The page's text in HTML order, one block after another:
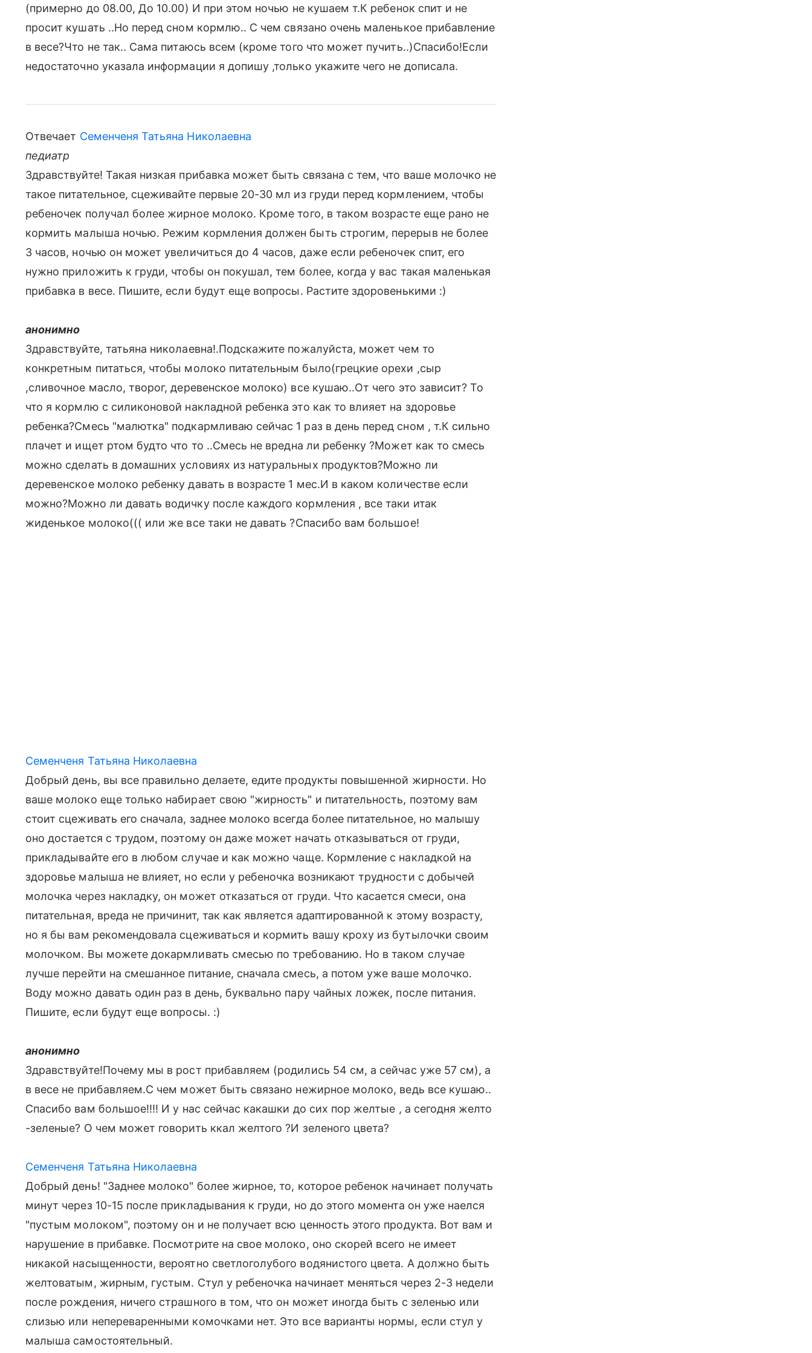
(примерно до 08.00, До 10.00) И при этом ночью не кушаем т.К ребенок спит и не
просит кушать ..Но перед сном кормлю.. С чем связано очень маленькое прибавление
в весе?Что не так.. Сама питаюсь всем (кроме того что может пучить..)Спасибо!Если
недостаточно указала информации я допишу ,только укажите чего не дописала.
Отвечает Семенченя Татьяна Николаевна
педиатр
Здравствуйте! Такая низкая прибавка может быть связана с тем, что ваше молочко не
такое питательное, сцеживайте первые 20-30 мл из груди перед кормлением, чтобы
ребеночек получал более жирное молоко. Кроме того, в таком возрасте еще рано не
кормить малыша ночью. Режим кормления должен быть строгим, перерыв не более
3 часов, ночью он может увеличиться до 4 часов, даже если ребеночек спит, его
нужно приложить к груди, чтобы он покушал, тем более, когда у вас такая маленькая
прибавка в весе. Пишите, если будут еще вопросы. Растите здоровенькими :)
анонимно
Здравствуйте, татьяна николаевна!.Подскажите пожалуйста, может чем то
конкретным питаться, чтобы молоко питательным было(грецкие орехи ,сыр
,сливочное масло, творог, деревенское молоко) все кушаю..От чего это зависит? То
что я кормлю с силиконовой накладной ребенка это как то влияет на здоровье
ребенка?Смесь "малютка" подкармливаю сейчас 1 раз в день перед сном , т.К сильно
плачет и ищет ртом будто что то ..Смесь не вредна ли ребенку ?Может как то смесь
можно сделать в домашних условиях из натуральных продуктов?Можно ли
деревенское молоко ребенку давать в возрасте 1 мес.И в каком количестве если
можно?Можно ли давать водичку после каждого кормления , все таки итак
жиденькое молоко((( или же все таки не давать ?Спасибо вам большое!
Семенченя Татьяна Николаевна
Добрый день, вы все правильно делаете, едите продукты повышенной жирности. Но
ваше молоко еще только набирает свою "жирность" и питательность, поэтому вам
стоит сцеживать его сначала, заднее молоко всегда более питательное, но малышу
оно достается с трудом, поэтому он даже может начать отказываться от груди,
прикладывайте его в любом случае и как можно чаще. Кормление с накладкой на
здоровье малыша не влияет, но если у ребеночка возникают трудности с добычей
молочка через накладку, он может отказаться от груди. Что касается смеси, она
питательная, вреда не причинит, так как является адаптированной к этому возрасту,
но я бы вам рекомендовала сцеживаться и кормить вашу кроху из бутылочки своим
молочком. Вы можете докармливать смесью по требованию. Но в таком случае
лучше перейти на смешанное питание, сначала смесь, а потом уже ваше молочко.
Воду можно давать один раз в день, буквально пару чайных ложек, после питания.
Пишите, если будут еще вопросы. :)
анонимно
Здравствуйте!Почему мы в рост прибавляем (родились 54 см, а сейчас уже 57 см), а
в весе не прибавляем.С чем может быть связано нежирное молоко, ведь все кушаю..
Спасибо вам большое!!!! И у нас сейчас какашки до сих пор желтые , а сегодня желто
-зеленые? О чем может говорить ккал желтого ?И зеленого цвета?
Семенченя Татьяна Николаевна
Добрый день! "Заднее молоко" более жирное, то, которое ребенок начинает получать
минут через 10-15 после прикладывания к груди, но до этого момента он уже наелся
"пустым молоком", поэтому он и не получает всю ценность этого продукта. Вот вам и
нарушение в прибавке. Посмотрите на свое молоко, оно скорей всего не имеет
никакой насыщенности, вероятно светлоголубого водянистого цвета. А должно быть
желтоватым, жирным, густым. Стул у ребеночка начинает меняться через 2-3 недели
после рождения, ничего страшного в том, что он может иногда быть с зеленью или
слизью или непереваренными комочками нет. Это все варианты нормы, если стул у
малыша самостоятельный.